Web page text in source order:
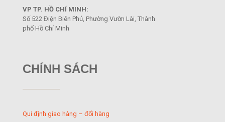
VP TP. HỒ CHÍ MINH:
Số 522 Điện Biên Phủ, Phường Vườn Lài, Thành
phố Hồ Chí Minh
CHÍNH SÁCH
Qui định giao hàng – đổi hàng